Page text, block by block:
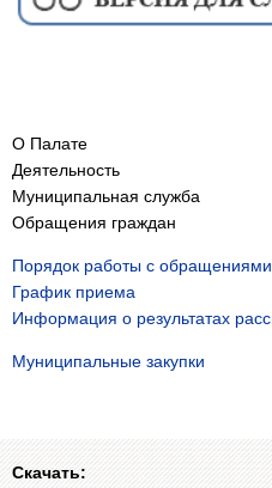
О Палате
Деятельность
Муниципальная служба
Обращения граждан
Порядок работы с
График приема
Информация о результатах
Муниципальные закупки
Скачать: